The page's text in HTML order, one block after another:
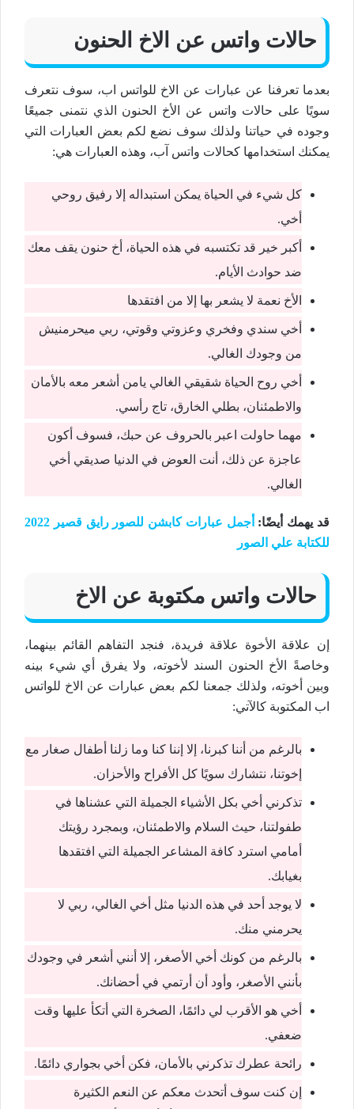
حالات واتس عن الاخ الحنون
بعدما تعرفنا عن عبارات عن الاخ للواتس اب، سوف نتعرف
سويًا على حالات واتس عن الأخ الحنون الذي نتمنى جميعًا
وجوده في حياتنا ولذلك سوف نضع لكم بعض العبارات التي
يمكنك استخدامها كحالات واتس آب، وهذه العبارات هي:
كل شيء في الحياة يمكن استبداله إلا رفيق روحي
أخي.
أكبر خير قد تكتسبه في هذه الحياة، أخ حنون يقف معك
ضد حوادث الأيام.
الأخ نعمة لا يشعر بها إلا من افتقدها
أخي سندي وفخري وعزوتي وقوتي، ربي ميحرمنيش
من وجودك الغالي.
أخي روح الحياة شقيقي الغالي يامن أشعر معه بالأمان
والاطمئنان، بطلي الخارق، تاج رأسي.
مهما حاولت اعبر بالحروف عن حبك، فسوف أكون
عاجزة عن ذلك، أنت العوض في الدنيا صديقي أخي
الغالي.
قد يهمك أيضًا:
أجمل عبارات كابشن للصور رايق قصير 2022
للكتابة علي الصور
حالات واتس مكتوبة عن الاخ
إن علاقة الأخوة علاقة فريدة، فنجد التفاهم القائم بينهما،
وخاصةً الأخ الحنون السند لأخوته، ولا يفرق أي شيء بينه
وبين أخوته، ولذلك جمعنا لكم بعض عبارات عن الاخ للواتس
اب المكتوبة كالآتي:
بالرغم من أننا كبرنا، إلا إننا كنا وما زلنا أطفال صغار مع
إخوتنا، نتشارك سويًا كل الأفراح والأحزان.
تذكرني أخي بكل الأشياء الجميلة التي عشناها في
طفولتنا، حيث السلام والاطمئنان، وبمجرد رؤيتك
أمامي استرد كافة المشاعر الجميلة التي افتقدها
بغيابك.
لا يوجد أحد في هذه الدنيا مثل أخي الغالي، ربي لا
يحرمني منك.
بالرغم من كونك أخي الأصغر، إلا أنني أشعر في وجودك
بأنني الأصغر، وأود أن أرتمي في أحضانك.
أخي هو الأقرب لي دائمًا، الصخرة التي أتكأ عليها وقت
ضعفي.
رائحة عطرك تذكرني بالأمان، فكن أخي بجواري دائمًا.
إن كنت سوف أتحدث معكم عن النعم الكثيرة